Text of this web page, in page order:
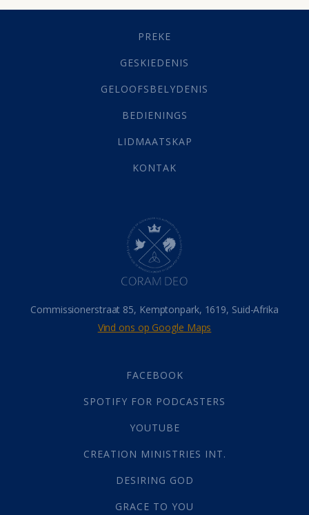
Geestelike Groei(10)
(21)
Grys Areas(4)
Lewensdoel(3)
Selfondersoek(1)
Werk(22)
(142)
Hemel (31)
Israel (14)
Millennium(1)
Oordeelsdag(19)
Verheerlikte liggaam
Wederkoms
(27)
Gebed(87)
Die Onse Vader(12)
God(392)
Afgode(23)
Almag(1)
Alomteenwoordig
Alwetendheid (1)
PREKE
GESKIEDENIS
GELOOFSBELYDENIS
BEDIENINGS
LIDMAATSKAP
KONTAK
Commissionerstraat 85, Kemptonpark, 1619, Suid-Afrika
Vind ons op Google Maps
FACEBOOK
SPOTIFY FOR PODCASTERS
YOUTUBE
CREATION MINISTRIES INT.
DESIRING GOD
GRACE TO YOU